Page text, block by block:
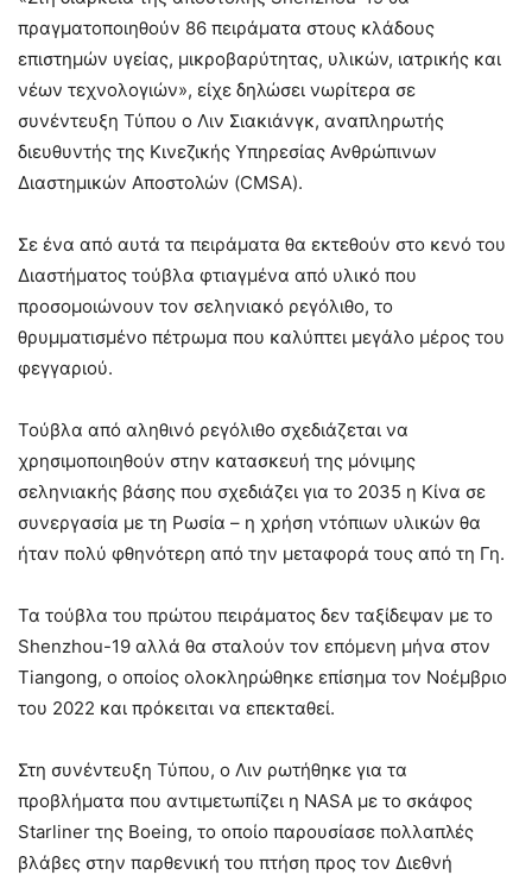
πραγματοποιηθούν 86 πειράματα στους κλάδους
επιστημών υγείας, μικροβαρύτητας, υλικών, ιατρικής και
νέων τεχνολογιών», είχε δηλώσει νωρίτερα σε
συνέντευξη Τύπου ο Λιν Σιακιάνγκ, αναπληρωτής
διευθυντής της Κινεζικής Υπηρεσίας Ανθρώπινων
Διαστημικών Αποστολών (CMSA).
Σε ένα από αυτά τα πειράματα θα εκτεθούν στο κενό του
Διαστήματος τούβλα φτιαγμένα από υλικό που
προσομοιώνουν τον σεληνιακό ρεγόλιθο, το
θρυμματισμένο πέτρωμα που καλύπτει μεγάλο μέρος του
φεγγαριού.
Τούβλα από αληθινό ρεγόλιθο σχεδιάζεται να
χρησιμοποιηθούν στην κατασκευή της μόνιμης
σεληνιακής βάσης που σχεδιάζει για το 2035 η Κίνα σε
συνεργασία με τη Ρωσία – η χρήση ντόπιων υλικών θα
ήταν πολύ φθηνότερη από την μεταφορά τους από τη Γη.
Τα τούβλα του πρώτου πειράματος δεν ταξίδεψαν με το
Shenzhou-19 αλλά θα σταλούν τον επόμενη μήνα στον
Tiangong, o οποίος ολοκληρώθηκε επίσημα τον Νοέμβριο
του 2022 και πρόκειται να επεκταθεί.
Στη συνέντευξη Τύπου, ο Λιν ρωτήθηκε για τα
προβλήματα που αντιμετωπίζει η NASA με το σκάφος
Starliner της Boeing, το οποίο παρουσίασε πολλαπλές
βλάβες στην παρθενική του πτήση προς τον Διεθνή